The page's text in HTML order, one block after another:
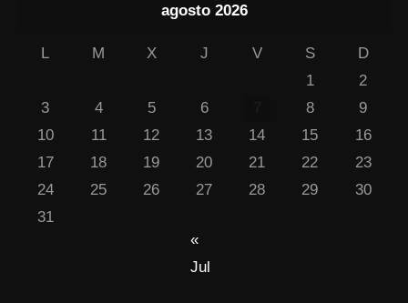
agosto 2026
L M X J V S
D
1
2
3
4 5 6 8
9
10
11 12 13 14 15
16
17
18 19 20 21 22
23
24
25 26 27 28 29
30
31
«
Jul